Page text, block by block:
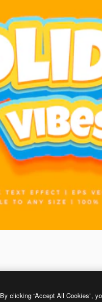
By clicking “Accept All Cookies”,